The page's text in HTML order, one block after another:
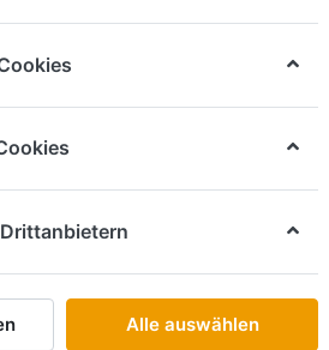
MAN MAN TGX GX svsp.
Schlüter
MAN
36,50
Alle auswählen